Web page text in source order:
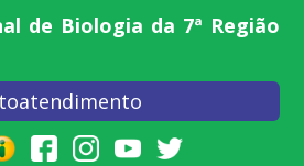
de Biologia da 7ª Região